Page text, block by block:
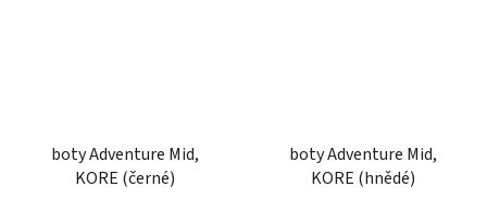
boty Adventure Mid,
KORE (černé)
boty Adventure Mid,
KORE (hnědé)